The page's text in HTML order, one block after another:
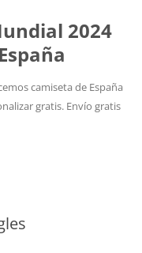
2024
camiseta de España
gratis. Envío gratis